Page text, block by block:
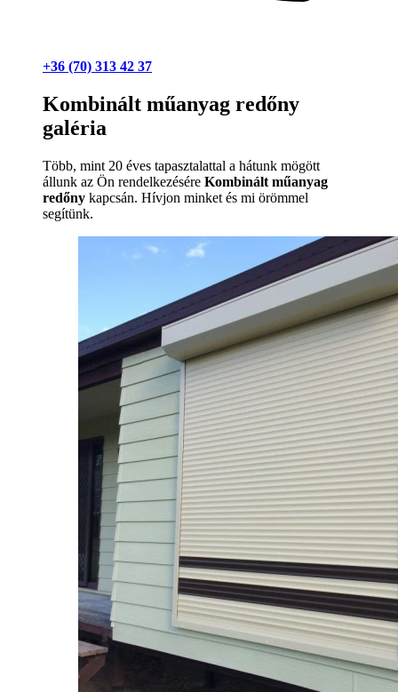
+36 (70) 313 42 37
Kombinált műanyag redőny
galéria
Több, mint 20 éves tapasztalattal a hátunk mögött
állunk az Ön rendelkezésére Kombinált műanyag
redőny kapcsán. Hívjon minket és mi örömmel
segítünk.